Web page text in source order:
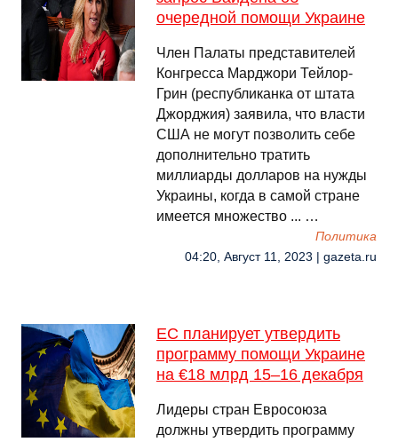
очередной помощи Украине
Член Палаты представителей
Конгресса Марджори Тейлор-
Грин (республиканка от штата
Джорджия) заявила, что власти
США не могут позволить себе
дополнительно тратить
миллиарды долларов на нужды
Украины, когда в самой стране
имеется множество ... …
Политика
04:20, Август 11, 2023 | gazeta.ru
ЕС планирует утвердить
программу помощи Украине
на €18 млрд 15–16 декабря
Лидеры стран Евросоюза
должны утвердить программу